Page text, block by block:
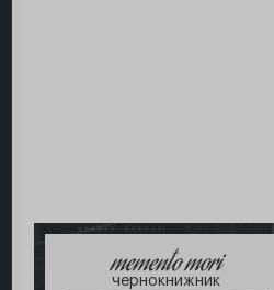
memento mori
чернокнижник